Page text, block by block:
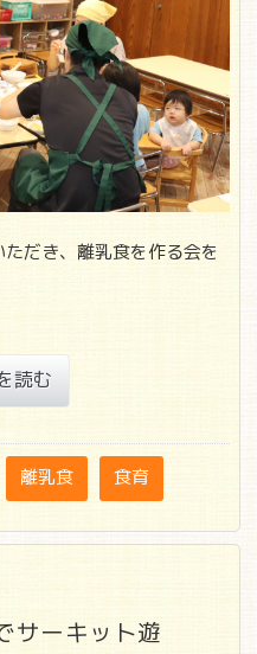
だき、離乳食を作る会を
読む
離乳食 食育
サーキット遊